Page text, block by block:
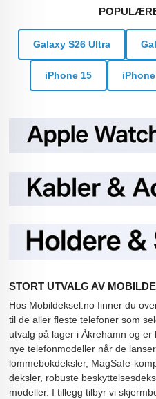
Galaxy S26 Ultra
iPhone 15
STORT UTVALG AV
Hos Mobildeksel.no finner du
til de aller fleste telefoner som
utvalg på lager i Åkrehamn og
nye telefonmodeller når de
lommebokdeksler, MagSafe-
deksler, robuste
modeller. I tillegg tilbyr vi